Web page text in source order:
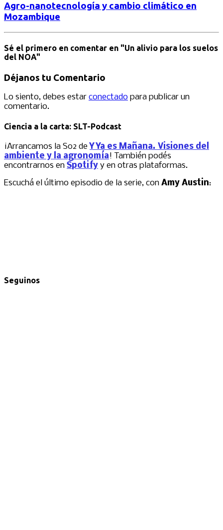
Agro-nanotecnología y cambio climático en
Mozambique
Sé el primero en comentar en "Un alivio para los suelos
del NOA"
Déjanos tu Comentario
Lo siento, debes estar conectado para publicar un
comentario.
Ciencia a la carta: SLT-Podcast
¡Arrancamos la S02 deY Ya es Mañana. Visiones del
ambiente y la agronomía! También podés
encontrarnos en Spotify y en otras plataformas.
Escuchá el último episodio de la serie, con Amy Austin:
Seguinos